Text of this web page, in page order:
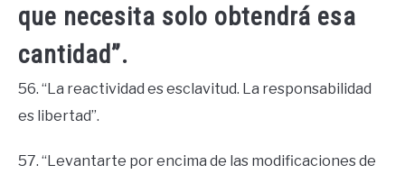
que necesita solo obtendrá esa
cantidad”.
56. “La reactividad es esclavitud. La responsabilidad
es libertad”.
57. “Levantarte por encima de las modificaciones de